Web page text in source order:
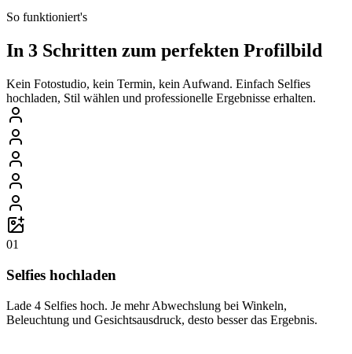
So funktioniert's
In 3 Schritten zum perfekten Profilbild
Kein Fotostudio, kein Termin, kein Aufwand. Einfach Selfies
hochladen, Stil wählen und professionelle Ergebnisse erhalten.
01
Selfies hochladen
Lade 4 Selfies hoch. Je mehr Abwechslung bei Winkeln,
Beleuchtung und Gesichtsausdruck, desto besser das Ergebnis.